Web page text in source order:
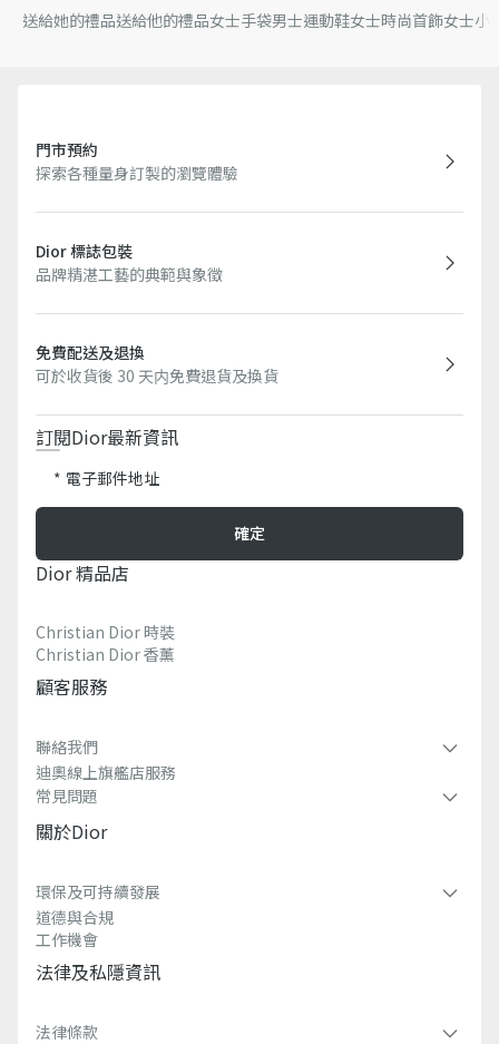
謹此提醒您本網站上的產品圖片僅供參考之用。由於近期部分家居
送給她的禮品送給他的禮品女士手袋男士運動鞋女士時尚首飾女士小
門市預約
探索各種量身訂製的瀏覽體驗
Dior 標誌包裝
品牌精湛工藝的典範與象徵
免費配送及退換
可於收貨後 30 天内免費退貨及換貨
訂閱Dior最新資訊​
電子郵件地址
確定
Dior 精品店
Christian Dior 時裝
Christian Dior 香薰​
顧客服務
聯絡我們
迪奧線上旗艦店服務
常見問題​
關於dior
環保及可持續發展​
道德與合規
工作機會
法律及私隱資訊​
法律條款